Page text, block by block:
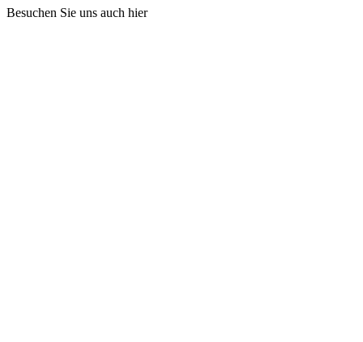
Besuchen Sie uns auch hier